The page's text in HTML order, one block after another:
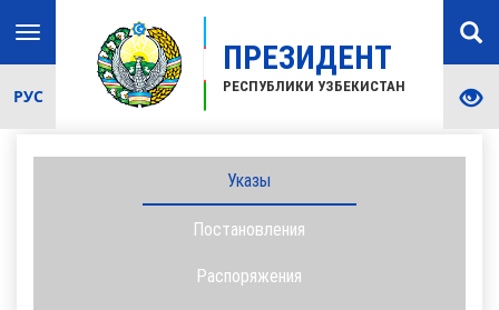
ПРЕЗИДЕНТ
РЕСПУБЛИКИ УЗБЕКИСТАН
Toggle
navigation
РУС
Указы
Постановления
Распоряжения